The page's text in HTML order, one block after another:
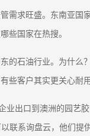
需求旺盛。东南亚国
些国家在热搜。
的石油行业。为什么
客户其实更关心耐
出口到澳洲的园艺
联系询盘云，他们提